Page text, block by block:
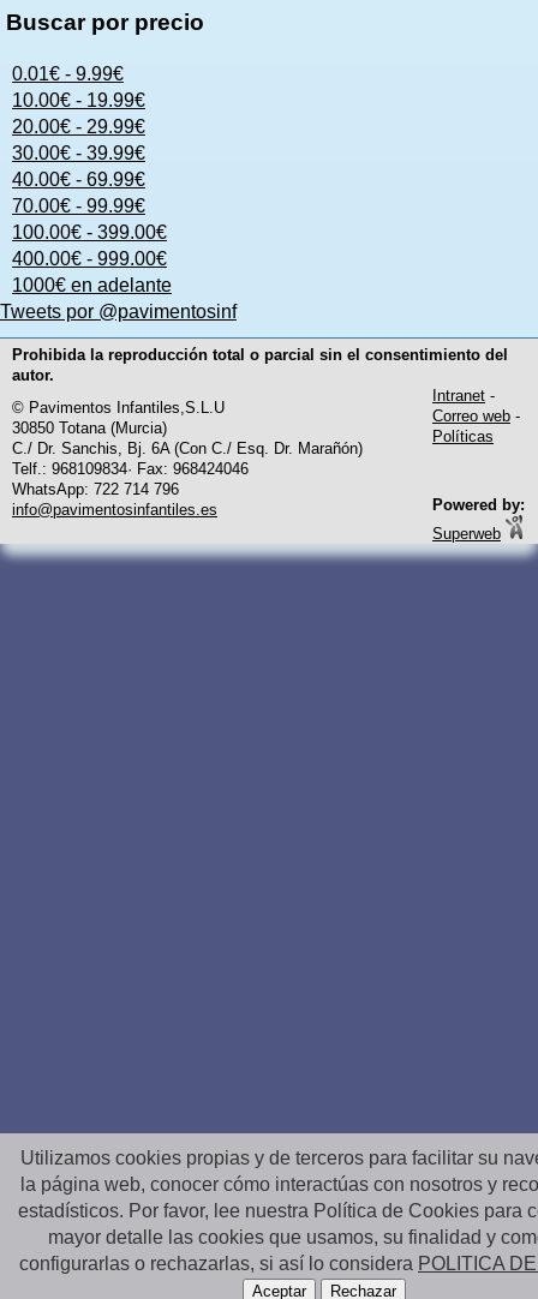
Buscar por precio
0.01€ - 9.99€
10.00€ - 19.99€
20.00€ - 29.99€
30.00€ - 39.99€
40.00€ - 69.99€
70.00€ - 99.99€
100.00€ - 399.00€
400.00€ - 999.00€
1000€ en adelante
Tweets por @pavimentosinf
Prohibida la reproducción total o parcial sin el consentimiento del
autor.
© Pavimentos Infantiles,S.L.U
30850 Totana (Murcia)
C./ Dr. Sanchis, Bj. 6A (Con C./ Esq. Dr. Marañón)
Telf.: 968109834· Fax: 968424046
WhatsApp: 722 714 796
info@pavimentosinfantiles.es
Intranet -
Correo web -
Políticas
Powered by:
Superweb
Utilizamos cookies propias y de terceros para facilitar su
la página web, conocer cómo interactúas con nosotros y
estadísticos. Por favor, lee nuestra Política de Cookies para
mayor detalle las cookies que usamos, su finalidad y
configurarlas o rechazarlas, si así lo considera POLITICA
Aceptar Rechazar